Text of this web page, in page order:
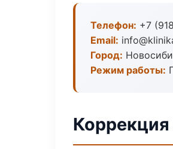
Телефон: +7
Email:
Город:
Режим работы: